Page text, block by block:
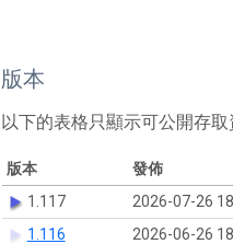
版本
以下的表格只顯示可公開存取
版本 發佈
1.117
2026-07-26
1.116
2026-06-26